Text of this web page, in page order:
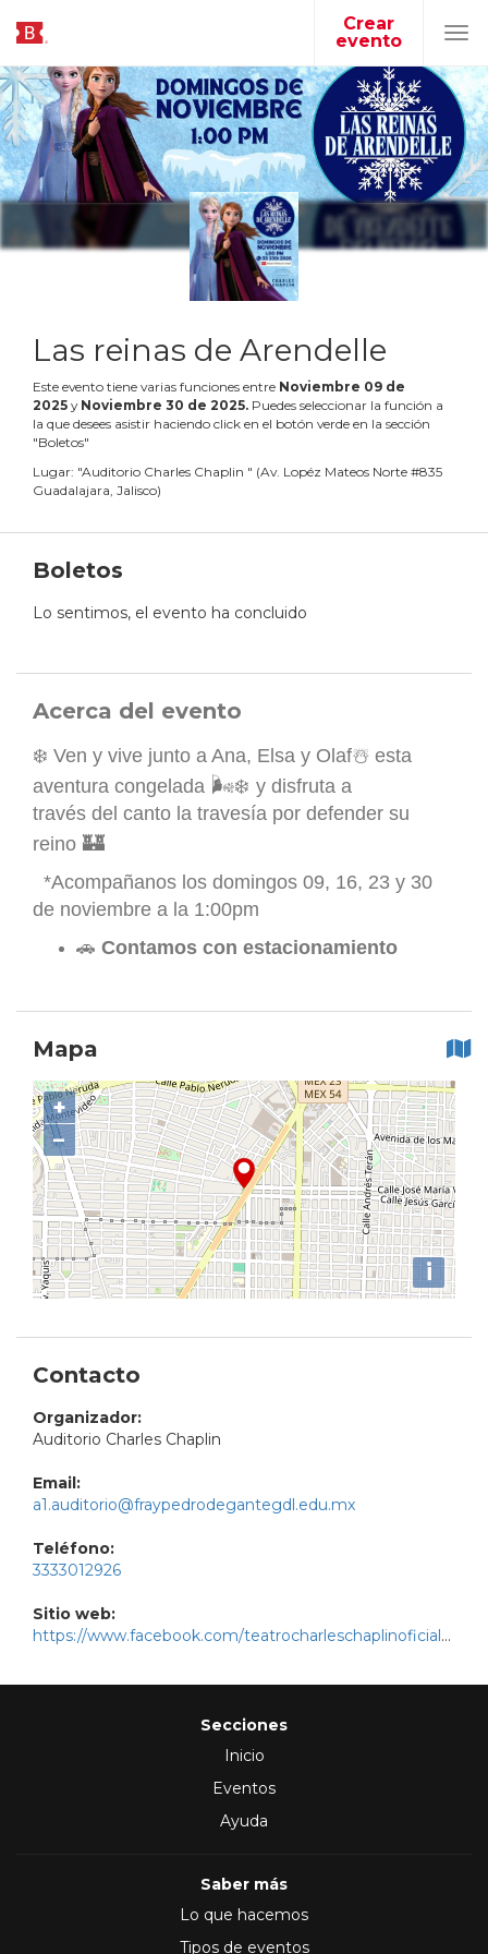
Crear
evento
Las reinas de Arendelle
Este evento tiene varias funciones entre Noviembre 09 de
2025 y Noviembre 30 de 2025. Puedes seleccionar la función a
la que desees asistir haciendo click en el botón verde en la sección
"Boletos"
Lugar: "Auditorio Charles Chaplin " (Av. Lopéz Mateos Norte #835
Guadalajara, Jalisco)
Boletos
Lo sentimos, el evento ha concluido
Acerca del evento
❄️ Ven y vive junto a Ana, Elsa y Olaf☃️ esta
aventura congelada 🌬️❄️ y disfruta a
través del canto la travesía por defender su
reino 🏰
*Acompañanos los domingos 09, 16, 23 y 30
de noviembre a la 1:00pm
🚗 Contamos con estacionamiento
Mapa
+
−
i
Contacto
Organizador:
Auditorio Charles Chaplin
Email:
a1.auditorio@fraypedrodegantegdl.edu.mx
Teléfono:
3333012926
Sitio web:
https://www.facebook.com/teatrocharleschaplinoficial/?locale=es_LA
Secciones
Inicio
Eventos
Ayuda
Saber más
Lo que hacemos
Tipos de eventos